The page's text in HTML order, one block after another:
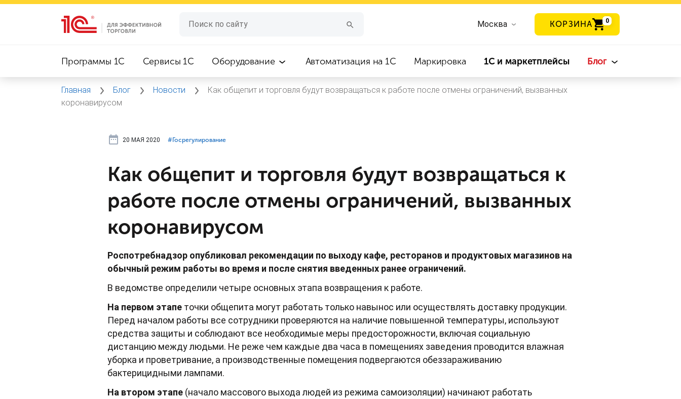
Москва КОРЗИНА 0
Программы 1C Сервисы 1C Оборудование Автоматизация на 1С Маркировка 1С и маркетплейсы Блог
Главная Блог Новости
Как общепит и торговля будут возвращаться к работе после отмены ограничений, вызванных
коронавирусом
20 МАЯ 2020 #⁣Госрегулирование
Как общепит и торговля будут возвращаться к
работе после отмены ограничений, вызванных
коронавирусом
Роспотребнадзор опубликовал рекомендации по выходу кафе, ресторанов и продуктовых магазинов на
обычный режим работы во время и после снятия введенных ранее ограничений.
В ведомстве определили четыре основных этапа возвращения к работе.
На первом этапе точки общепита могут работать только навынос или осуществлять доставку продукции.
Перед началом работы все сотрудники проверяются на наличие повышенной температуры, используют
средства защиты и соблюдают все необходимые меры предосторожности, включая социальную
дистанцию между людьми. Не реже чем каждые два часа в помещениях заведения проводится влажная
уборка и проветривание, а производственные помещения подвергаются обеззараживанию
бактерицидными лампами.
На втором этапе (начало массового выхода людей из режима самоизоляции) начинают работать